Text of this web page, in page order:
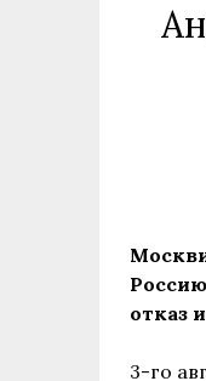
отказ
3-го